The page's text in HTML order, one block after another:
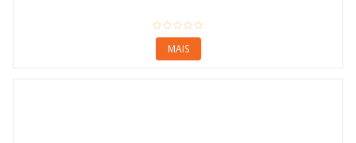
MAIS